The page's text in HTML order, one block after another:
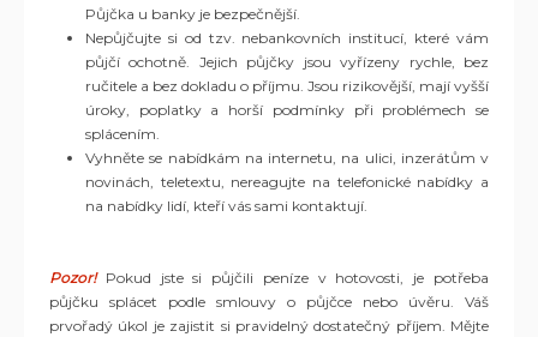
Půjčka u banky je bezpečnější.
Nepůjčujte si od tzv. nebankovních institucí, které vám
půjčí ochotně. Jejich půjčky jsou vyřízeny rychle, bez
ručitele a bez dokladu o příjmu. Jsou rizikovější, mají vyšší
úroky, poplatky a horší podmínky při problémech se
splácením.
Vyhněte se nabídkám na internetu, na ulici, inzerátům v
novinách, teletextu, nereagujte na telefonické nabídky a
na nabídky lidí, kteří vás sami kontaktují.
Pozor! Pokud jste si půjčili peníze v hotovosti, je potřeba
půjčku splácet podle smlouvy o půjčce nebo úvěru. Váš
prvořadý úkol je zajistit si pravidelný dostatečný příjem. Mějte